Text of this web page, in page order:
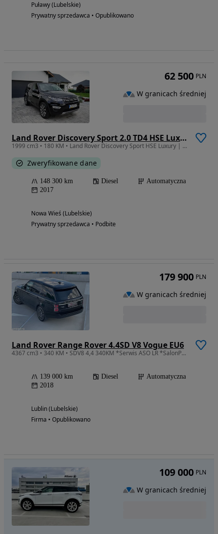
Puławy (Lubelskie)
Prywatny sprzedawca • Opublikowano
Land Rover Discovery Sport 2.0 TD4 HSE Luxury
1999 cm3 • 180 KM • Land Rover Discovery Sport HSE Luxury | Salon Polska | I właściciel
Zweryfikowane dane
148 300 km Diesel
Automatyczna
2017
Nowa Wieś (Lubelskie)
Prywatny sprzedawca • Podbite
62 500 PLN
W granicach średniej
Land Rover Range Rover 4.4SD V8 Vogue EU6
4367 cm3 • 340 KM • SDV8 4,4 340KM *Serwis ASO LR *SalonPL*FVAT23%+SuperLEASING
139 000 km Diesel
Automatyczna
2018
Lublin (Lubelskie)
Firma • Opublikowano
179 900 PLN
W granicach średniej
109 000 PLN
W granicach średniej